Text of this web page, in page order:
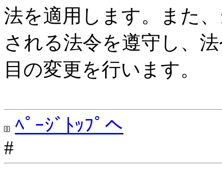
法を適用します。また
される法令を遵守し、
目の変更を行います。
ﾍﾟｰｼﾞﾄｯﾌﾟへ
#